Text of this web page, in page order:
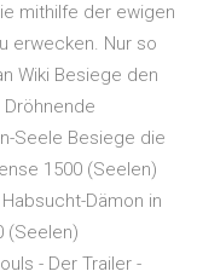
mithilfe der ewigen
erwecken. Nur so
Wiki Besiege den
Seele Besiege die
1500 (Seelen)
Dämon in
(Seelen)
- Der Trailer -